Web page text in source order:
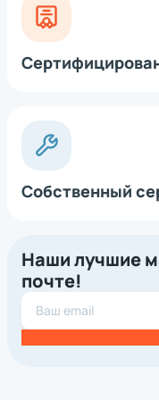
Собственный
Наши лучшие
почте!